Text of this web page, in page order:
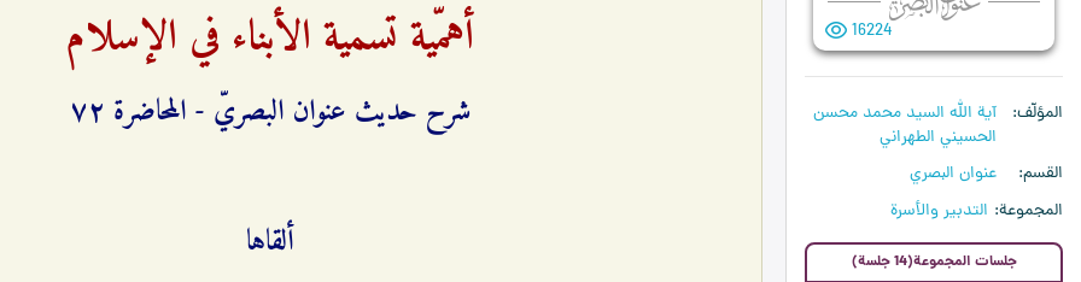
16224
المؤلّف
آية الله السيد محمد محسن
الحسيني الطهراني
القسم
عنوان البصري
المجموعة التدبير والأسرة
جلسات المجموعة(14 جلسة)
أهمّية تسمية الأبناء في الإسلام
شرح حديث عنوان البصريّ - المحاضرة ۷٢
ألقاها